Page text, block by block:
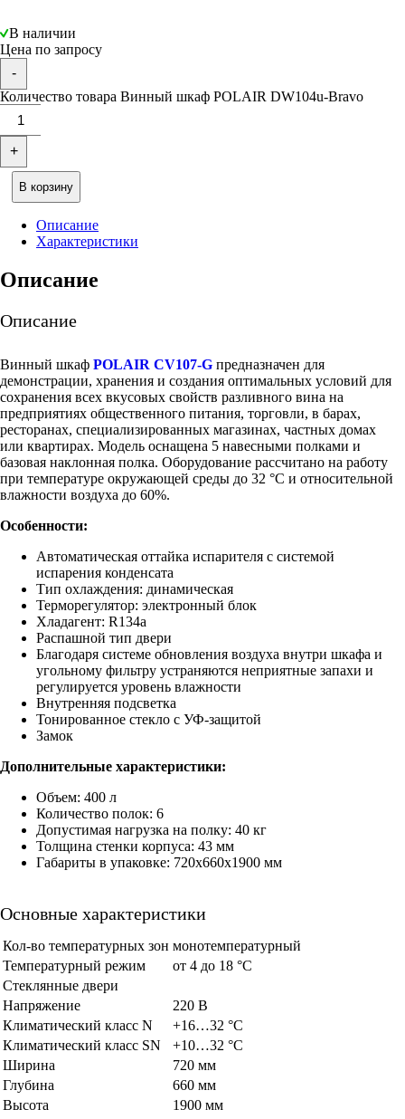
В наличии
Цена по запросу
-
Количество товара Винный шкаф POLAIR DW104u-Bravo
+
В корзину
Описание
Характеристики
Описание
Описание
Винный шкаф POLAIR CV107-G предназначен для
демонстрации, хранения и создания оптимальных условий для
сохранения всех вкусовых свойств разливного вина на
предприятиях общественного питания, торговли, в барах,
ресторанах, специализированных магазинах, частных домах
или квартирах. Модель оснащена 5 навесными полками и
базовая наклонная полка. Оборудование рассчитано на работу
при температуре окружающей среды до 32 °С и относительной
влажности воздуха до 60%.
Особенности:
Автоматическая оттайка испарителя с системой
испарения конденсата
Тип охлаждения: динамическая
Терморегулятор: электронный блок
Хладагент: R134а
Распашной тип двери
Благодаря системе обновления воздуха внутри шкафа и
угольному фильтру устраняются неприятные запахи и
регулируется уровень влажности
Внутренняя подсветка
Тонированное стекло с УФ-защитой
Замок
Дополнительные характеристики:
Объем: 400 л
Количество полок: 6
Допустимая нагрузка на полку: 40 кг
Толщина стенки корпуса: 43 мм
Габариты в упаковке: 720х660х1900 мм
Основные характеристики
Кол-во температурных зон монотемпературный
Температурный режим
от 4 до 18 °C
Стеклянные двери
Напряжение
220 В
Климатический класс N
+16…32 °С
Климатический класс SN
+10…32 °С
Ширина
720 мм
Глубина
660 мм
Высота
1900 мм